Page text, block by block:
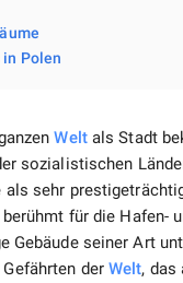
in Polen
Weltals Stadt
sozialistischen
als sehr
für die Hafen-
Gebäude seiner Art
der Welt, das